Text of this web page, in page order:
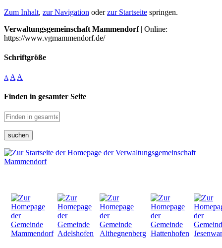
Zum Inhalt, zur Navigation oderzur Startseite springen.
Verwaltungsgemeinschaft Mammendorf| Online:
https://www.vgmammendorf.de/
Schriftgröße
A A A
Finden in gesamter Seite
suchen